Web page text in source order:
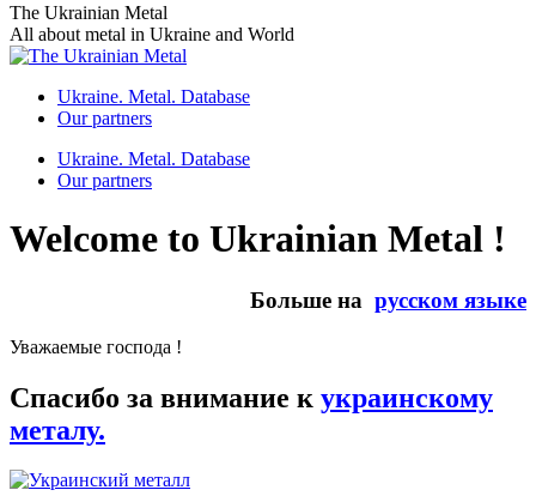
Skip
to
content
The Ukrainian Metal
All about metal in Ukraine and World
Ukraine. Metal. Database
Our partners
Ukraine. Metal. Database
Our partners
Welcome to Ukrainian Metal !
Больше на русском языке
Уважаемые господа !
Спасибо за внимание к украинскому
металу.